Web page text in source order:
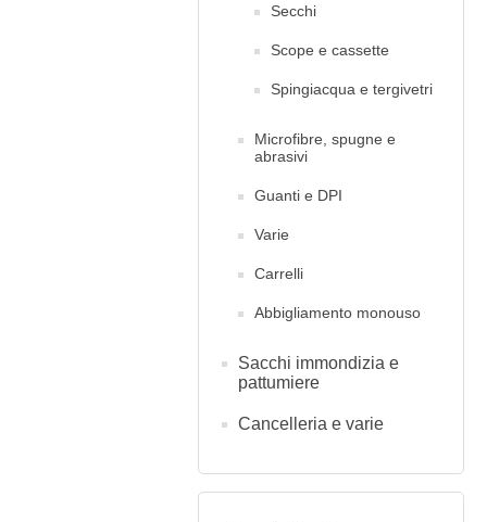
Secchi
Scope e cassette
Spingiacqua e tergivetri
Microfibre, spugne e
abrasivi
Guanti e DPI
Varie
Carrelli
Abbigliamento monouso
Sacchi immondizia e
pattumiere
Cancelleria e varie